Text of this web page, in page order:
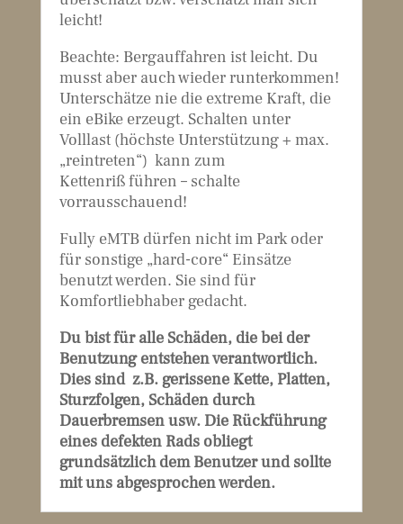
leicht!
Beachte: Bergauffahren ist leicht. Du
musst aber auch wieder runterkommen!
Unterschätze nie die extreme Kraft, die
ein eBike erzeugt. Schalten unter
Volllast (höchste Unterstützung + max.
„reintreten“) kann zum
Kettenriß führen – schalte
vorrausschauend!
Fully eMTB dürfen nicht im Park oder
für sonstige „hard-core“ Einsätze
benutzt werden. Sie sind für
Komfortliebhaber gedacht.
Du bist für alle Schäden, die bei der
Benutzung entstehen verantwortlich.
Dies sind z.B. gerissene Kette, Platten,
Sturzfolgen, Schäden durch
Dauerbremsen usw. Die Rückführung
eines defekten Rads obliegt
grundsätzlich dem Benutzer und sollte
mit uns abgesprochen werden.